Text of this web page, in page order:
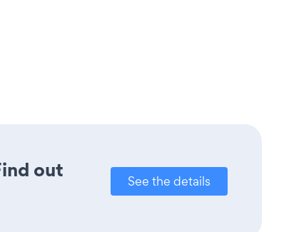
out
See the details